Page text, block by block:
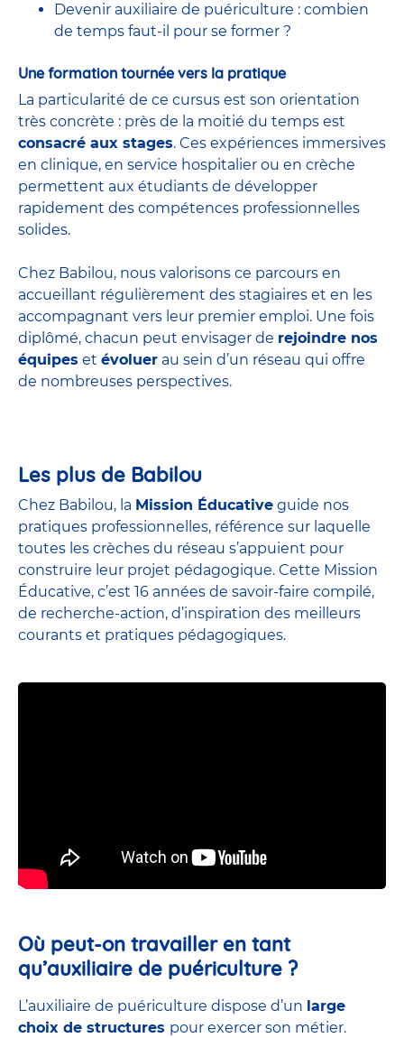
Devenir auxiliaire de puériculture : combien
de temps faut-il pour se former ?
Une formation tournée vers la pratique
La particularité de ce cursus est son orientation
très concrète : près de la moitié du temps est
consacré aux stages. Ces expériences immersives
en clinique, en service hospitalier ou en crèche
permettent aux étudiants de développer
rapidement des compétences professionnelles
solides.
Chez Babilou, nous valorisons ce parcours en
accueillant régulièrement des stagiaires et en les
accompagnant vers leur premier emploi. Une fois
diplômé, chacun peut envisager de rejoindre nos
équipes et évoluer au sein d’un réseau qui offre
de nombreuses perspectives.
Les plus de Babilou
Chez Babilou, la Mission Éducative guide nos
pratiques professionnelles, référence sur laquelle
toutes les crèches du réseau s’appuient pour
construire leur projet pédagogique. Cette Mission
Éducative, c’est 16 années de savoir-faire compilé,
de recherche-action, d’inspiration des meilleurs
courants et pratiques pédagogiques.
Où peut-on travailler en tant
qu’auxiliaire de puériculture ?
L’auxiliaire de puériculture dispose d’un large
choix de structures pour exercer son métier.